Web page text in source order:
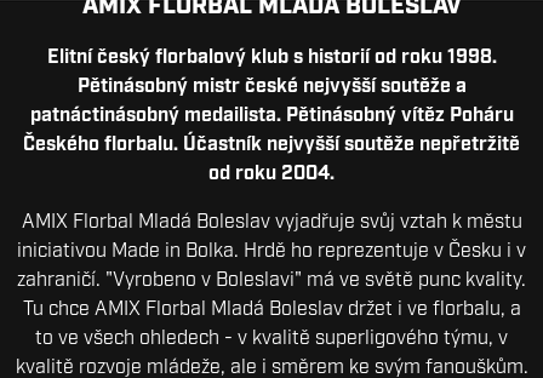
AMIX FLORBAL MLADÁ BOLESLAV
Elitní český florbalový klub s historií od roku 1998.
Pětinásobný mistr české nejvyšší soutěže a
patnáctinásobný medailista. Pětinásobný vítěz Poháru
Českého florbalu. Účastník nejvyšší soutěže nepřetržitě
od roku 2004.
AMIX Florbal Mladá Boleslav vyjadřuje svůj vztah k městu
iniciativou Made in Bolka. Hrdě ho reprezentuje v Česku i v
zahraničí. "Vyrobeno v Boleslavi" má ve světě punc kvality.
Tu chce AMIX Florbal Mladá Boleslav držet i ve florbalu, a
to ve všech ohledech - v kvalitě superligového týmu, v
kvalitě rozvoje mládeže, ale i směrem ke svým fanouškům.